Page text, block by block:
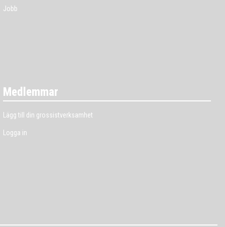
Jobb
Medlemmar
Lägg till din grossistverksamhet
Logga in